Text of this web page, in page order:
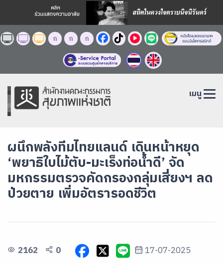
ก ก ก
เมนู
ผนึกพลังทีมไทยแลนด์ เดินหน้าหยุด
‘พยาธิใบไม้ตับ-มะเร็งท่อน้ำดี’ จัด
มหกรรมตรวจคัดกรองกลุ่มเสี่ยงฯ ลด
ป่วยตาย เพิ่มอัตรารอดชีวิต
2162 0
17-07-2025